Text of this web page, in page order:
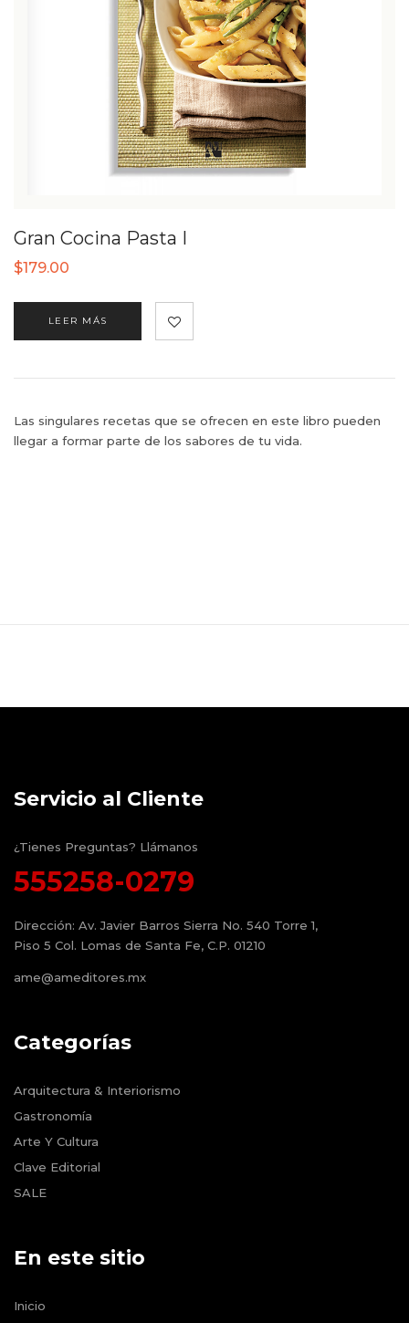
Gran Cocina Pasta I
$179.00
LEER MÁS
Las singulares recetas que se ofrecen en este libro pueden
llegar a formar parte de los sabores de tu vida.
Servicio al Cliente
¿Tienes Preguntas? Llámanos
555258-0279
Dirección: Av. Javier Barros Sierra No. 540 Torre 1,
Piso 5 Col. Lomas de Santa Fe, C.P. 01210
ame@ameditores.mx
Categorías
Arquitectura & Interiorismo
Gastronomía
Arte Y Cultura
Clave Editorial
SALE
En este sitio
Inicio